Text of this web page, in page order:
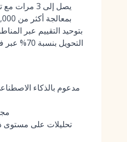
يصل إلى 3 مرات مع توافق بنسبة 87% مع المراجعات اليدوية وحقق ملاحظات أسرع بنسبة 95% عبر
تحليلات على مستوى